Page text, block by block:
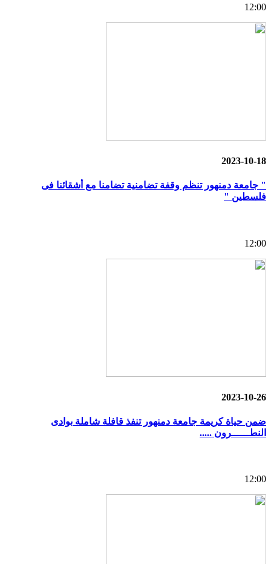
12:00
2023-10-18
" جامعة دمنهور تنظم وقفة تضامنية تضامنا مع أشقائنا فى
فلسطين "
12:00
2023-10-26
ضمن حياة كريمة جامعة دمنهور تنفذ قافلة شاملة بوادى
النطــــــرون .....
12:00